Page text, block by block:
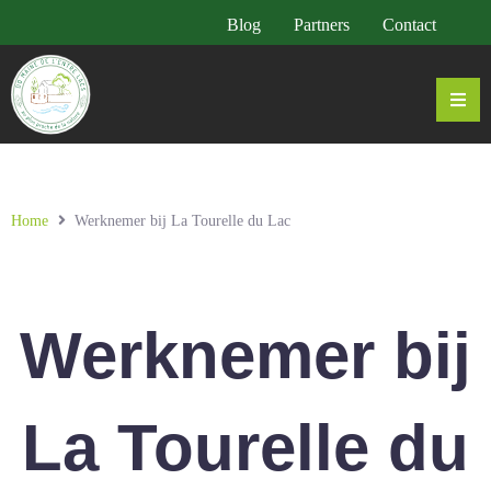
Blog Partners Contact
Home Werknemer bij La Tourelle du Lac
Werknemer bij
La Tourelle du